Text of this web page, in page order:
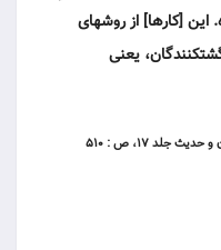
[كارها] از روش‏هاى
يعنى